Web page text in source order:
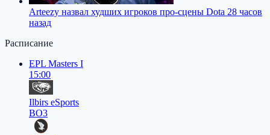
Arteezy назвал худших игроков про-сцены Dota 28 часов
назад
Расписание
EPL Masters I
15:00
Ilbirs eSports
BO3